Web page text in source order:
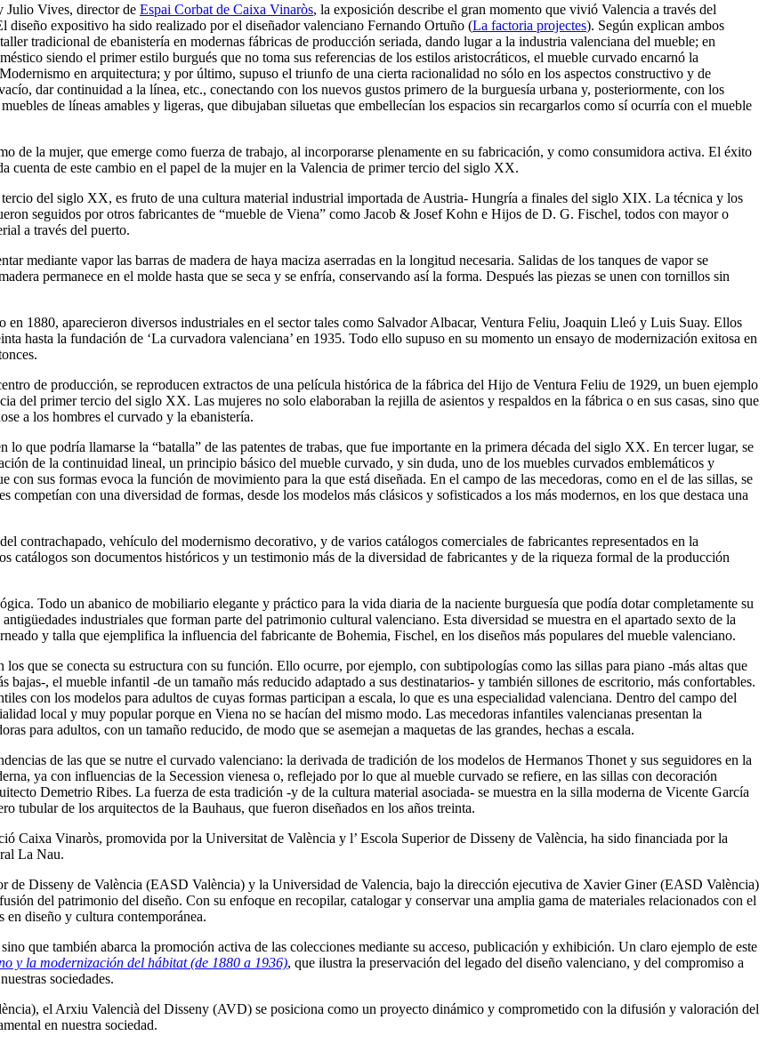
Julio Vives, director de Espai Corbat de Caixa Vinaròs, la exposición describe el gran momento que vivió Valencia a través del
expositivo ha sido realizado por el diseñador valenciano Fernando Ortuño (La factoria projectes). Según explican ambos
tradicional de ebanistería en modernas fábricas de producción seriada, dando lugar a la industria valenciana del mueble; en
siendo el primer estilo burgués que no toma sus referencias de los estilos aristocráticos, el mueble curvado encarnó la
en arquitectura; y por último, supuso el triunfo de una cierta racionalidad no sólo en los aspectos constructivo y de
dar continuidad a la línea, etc., conectando con los nuevos gustos primero de la burguesía urbana y, posteriormente, con los
de líneas amables y ligeras, que dibujaban siluetas que embellecían los espacios sin recargarlos como sí ocurría con el mueble
de la mujer, que emerge como fuerza de trabajo, al incorporarse plenamente en su fabricación, y como consumidora activa. El éxito
cuenta de este cambio en el papel de la mujer en la Valencia de primer tercio del siglo XX.
del siglo XX, es fruto de una cultura material industrial importada de Austria- Hungría a finales del siglo XIX. La técnica y los
seguidos por otros fabricantes de “mueble de Viena” como Jacob & Josef Kohn e Hijos de D. G. Fischel, todos con mayor o
a través del puerto.
mediante vapor las barras de madera de haya maciza aserradas en la longitud necesaria. Salidas de los tanques de vapor se
permanece en el molde hasta que se seca y se enfría, conservando así la forma. Después las piezas se unen con tornillos sin
en 1880, aparecieron diversos industriales en el sector tales como Salvador Albacar, Ventura Feliu, Joaquin Lleó y Luis Suay. Ellos
hasta la fundación de ‘La curvadora valenciana’ en 1935. Todo ello supuso en su momento un ensayo de modernización exitosa en
de producción, se reproducen extractos de una película histórica de la fábrica del Hijo de Ventura Feliu de 1929, un buen ejemplo
del primer tercio del siglo XX. Las mujeres no solo elaboraban la rejilla de asientos y respaldos en la fábrica o en sus casas, sino que
a los hombres el curvado y la ebanistería.
que podría llamarse la “batalla” de las patentes de trabas, que fue importante en la primera década del siglo XX. En tercer lugar, se
de la continuidad lineal, un principio básico del mueble curvado, y sin duda, uno de los muebles curvados emblemáticos y
con sus formas evoca la función de movimiento para la que está diseñada. En el campo de las mecedoras, como en el de las sillas, se
con una diversidad de formas, desde los modelos más clásicos y sofisticados a los más modernos, en los que destaca una
contrachapado, vehículo del modernismo decorativo, y de varios catálogos comerciales de fabricantes representados en la
catálogos son documentos históricos y un testimonio más de la diversidad de fabricantes y de la riqueza formal de la producción
Todo un abanico de mobiliario elegante y práctico para la vida diaria de la naciente burguesía que podía dotar completamente su
industriales que forman parte del patrimonio cultural valenciano. Esta diversidad se muestra en el apartado sexto de la
y talla que ejemplifica la influencia del fabricante de Bohemia, Fischel, en los diseños más populares del mueble valenciano.
que se conecta su estructura con su función. Ello ocurre, por ejemplo, con subtipologías como las sillas para piano -más altas que
bajas-, el mueble infantil -de un tamaño más reducido adaptado a sus destinatarios- y también sillones de escritorio, más confortables.
con los modelos para adultos de cuyas formas participan a escala, lo que es una especialidad valenciana. Dentro del campo del
local y muy popular porque en Viena no se hacían del mismo modo. Las mecedoras infantiles valencianas presentan la
para adultos, con un tamaño reducido, de modo que se asemejan a maquetas de las grandes, hechas a escala.
de las que se nutre el curvado valenciano: la derivada de tradición de los modelos de Hermanos Thonet y sus seguidores en la
ya con influencias de la Secession vienesa o, reflejado por lo que al mueble curvado se refiere, en las sillas con decoración
Demetrio Ribes. La fuerza de esta tradición -y de la cultura material asociada- se muestra en la silla moderna de Vicente García
tubular de los arquitectos de la Bauhaus, que fueron diseñados en los años treinta.
Caixa Vinaròs, promovida por la Universitat de València y l’ Escola Superior de Disseny de València, ha sido financiada por la
La Nau.
Disseny de València (EASD València) y la Universidad de Valencia, bajo la dirección ejecutiva de Xavier Giner (EASD València)
del patrimonio del diseño. Con su enfoque en recopilar, catalogar y conservar una amplia gama de materiales relacionados con el
diseño y cultura contemporánea.
que también abarca la promoción activa de las colecciones mediante su acceso, publicación y exhibición. Un claro ejemplo de este
y la modernización del hábitat (de 1880 a 1936), que ilustra la preservación del legado del diseño valenciano, y del compromiso a
sociedades.
el Arxiu Valencià del Disseny (AVD) se posiciona como un proyecto dinámico y comprometido con la difusión y valoración del
en nuestra sociedad.